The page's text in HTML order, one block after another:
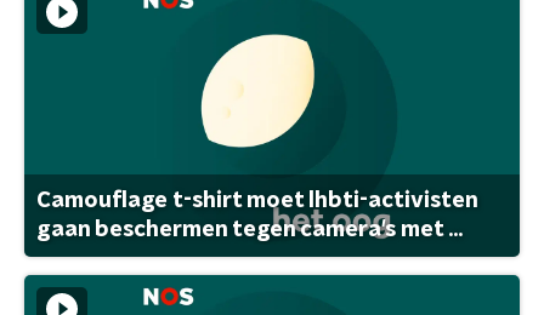
Camouflage t-shirt moet lhbti-activisten
gaan beschermen tegen camera's met ...